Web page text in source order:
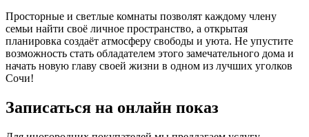
Просторные и светлые комнаты позволят каждому члену
семьи найти своё личное пространство, а открытая
планировка создаёт атмосферу свободы и уюта. Не упустите
возможность стать обладателем этого замечательного дома и
начать новую главу своей жизни в одном из лучших уголков
Сочи!
Записаться на онлайн показ